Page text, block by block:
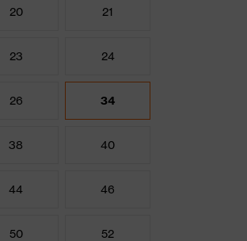
20 21
23 24
26 34
38 40
44 46
50 52